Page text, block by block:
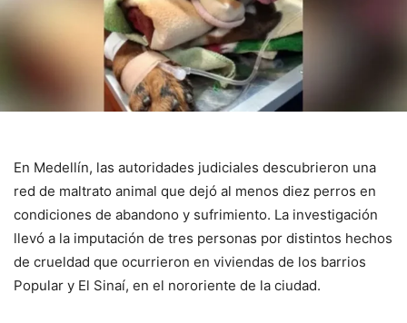
En Medellín, las autoridades judiciales descubrieron una
red de maltrato animal que dejó al menos diez perros en
condiciones de abandono y sufrimiento. La investigación
llevó a la imputación de tres personas por distintos hechos
de crueldad que ocurrieron en viviendas de los barrios
Popular y El Sinaí, en el nororiente de la ciudad.